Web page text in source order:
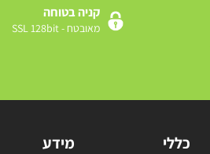
קניה בטוחה
מאובטח - SSL 128bit
כללי מידע